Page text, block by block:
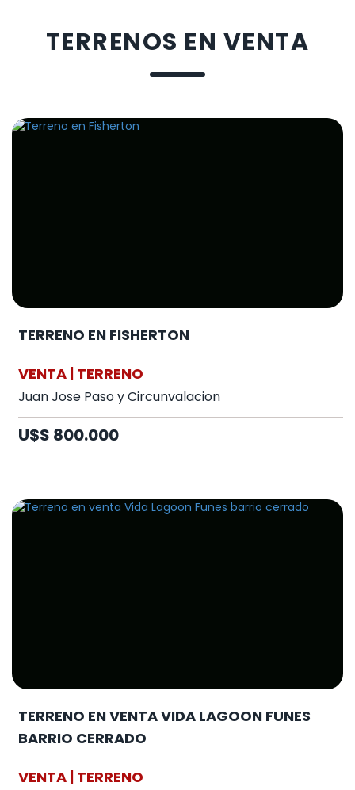
TERRENOS EN VENTA
TERRENO EN FISHERTON
VENTA | TERRENO
Juan Jose Paso y Circunvalacion
U$S 800.000
TERRENO EN VENTA VIDA LAGOON FUNES
BARRIO CERRADO
VENTA | TERRENO